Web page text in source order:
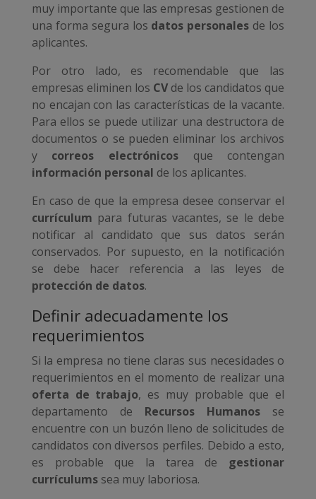
muy importante que las empresas gestionen de
una forma segura los datos personales de los
aplicantes.
Por otro lado, es recomendable que las
empresas eliminen los CVde los candidatos que
no encajan con las características de la vacante.
Para ellos se puede utilizar una destructora de
documentos o se pueden eliminar los archivos
y correos electrónicos que contengan
información personal de los aplicantes.
En caso de que la empresa desee conservar el
currículum para futuras vacantes, se le debe
notificar al candidato que sus datos serán
conservados. Por supuesto, en la notificación
se debe hacer referencia a las leyes de
protección de datos.
Definir adecuadamente los
requerimientos
Si la empresa no tiene claras sus necesidades o
requerimientos en el momento de realizar una
oferta de trabajo, es muy probable que el
departamento de Recursos Humanos se
encuentre con un buzón lleno de solicitudes de
candidatos con diversos perfiles. Debido a esto,
es probable que la tarea de gestionar
currículums sea muy laboriosa.